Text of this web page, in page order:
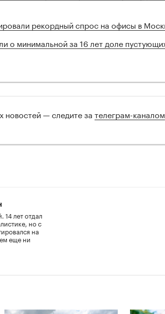
рекордный спрос на офисы в
о минимальной за 16 лет доле
новостей — следите зателеграм-каналом
14 лет отдал
но с
на
еще ни